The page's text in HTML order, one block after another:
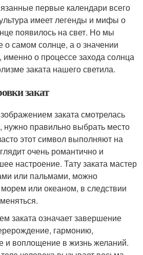
первые календари всего
имеет легенды и мифы о
появилось на свет. Но мы
о самом солнце, а о значении
именно о процессе захода солнца
заката нашего светила.
закат
заката смотрелась
нужно правильно выбрать место
этот символ выполняют на
очень романтично и
настроение. Тату заката мастер
или пальмами, можно
морем или океаном, в следствии
заката означает завершение
гармонию,
и воплощение в жизнь желаний.